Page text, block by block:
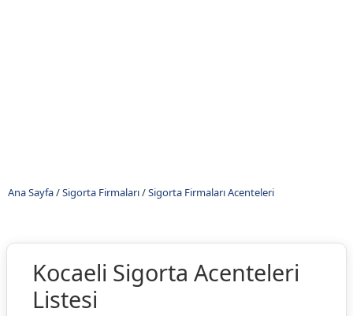
Ana Sayfa/Sigorta Firmaları/Sigorta Firmaları Acenteleri
Kocaeli Sigorta Acenteleri
Listesi